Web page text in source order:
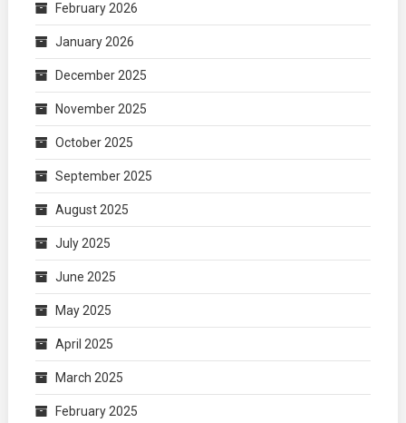
February 2026
January 2026
December 2025
November 2025
October 2025
September 2025
August 2025
July 2025
June 2025
May 2025
April 2025
March 2025
February 2025